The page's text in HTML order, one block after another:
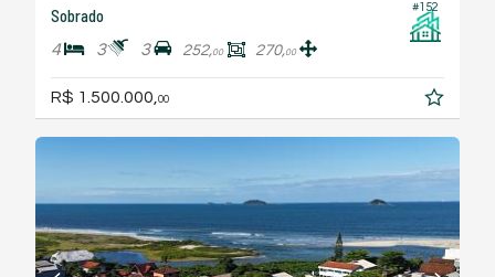
#152
Sobrado
4 3 3 252,00 270,00
R$ 1.500.000, 00